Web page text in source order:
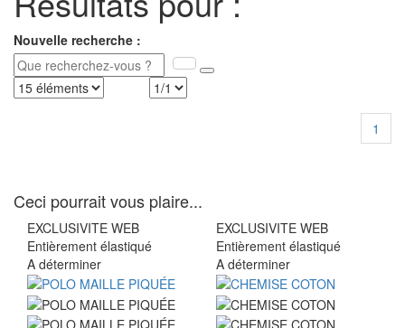
Nouvelle recherche :
1
Ceci pourrait vous plaire...
EXCLUSIVITE WEB
Entièrement élastiqué
A déterminer
EXCLUSIVITE WEB
Entièrement élastiqué
A déterminer